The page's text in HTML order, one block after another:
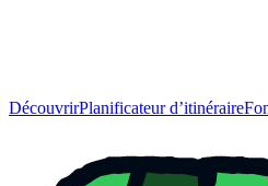
DécouvrirPlanificateur d’itinéraire